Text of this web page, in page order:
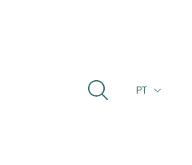
PT